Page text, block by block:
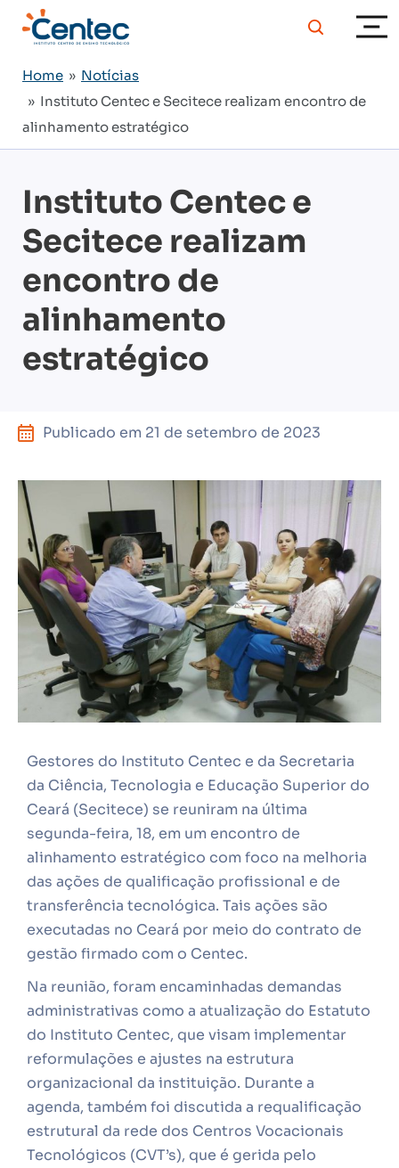
Home » Notícias
» Instituto Centec e Secitece realizam encontro de
alinhamento estratégico
Instituto Centec e
Secitece realizam
encontro de
alinhamento
estratégico
Publicado em 21 de setembro de 2023
Gestores do Instituto Centec e da Secretaria
da Ciência, Tecnologia e Educação Superior do
Ceará (Secitece) se reuniram na última
segunda-feira, 18, em um encontro de
alinhamento estratégico com foco na melhoria
das ações de qualificação profissional e de
transferência tecnológica. Tais ações são
executadas no Ceará por meio do contrato de
gestão firmado com o Centec.
Na reunião, foram encaminhadas demandas
administrativas como a atualização do Estatuto
do Instituto Centec, que visam implementar
reformulações e ajustes na estrutura
organizacional da instituição. Durante a
agenda, também foi discutida a requalificação
estrutural da rede dos Centros Vocacionais
Tecnológicos (CVT’s), que é gerida pelo